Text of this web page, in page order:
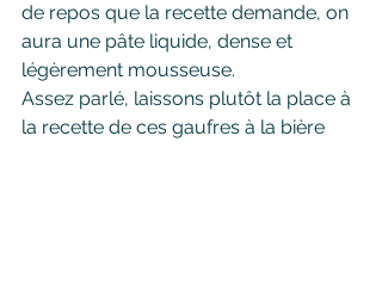
de repos que la recette demande, on
aura une pâte liquide, dense et
légèrement mousseuse.
Assez parlé, laissons plutôt la place à
la recette de ces gaufres à la bière